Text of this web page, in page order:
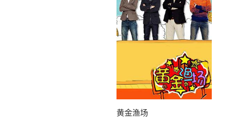
20260515下
20260507往季回顾
黄金渔场